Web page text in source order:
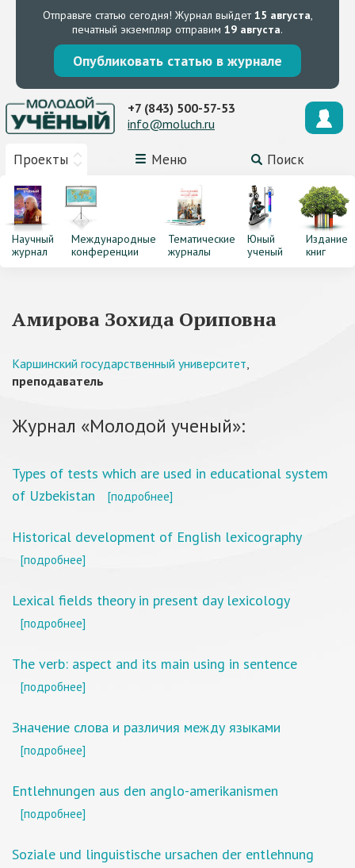
Отправьте статью сегодня! Журнал выйдет15 августа,
печатный экземпляр отправим 19 августа.
Опубликовать статью в журнале
Проекты Меню Поиск
+7 (843) 500-57-53
info@moluch.ru
Научный
журнал
Международные
конференции
Тематические
журналы
Юный
ученый
Издание
книг
Амирова Зохида Ориповна
Каршинский государственный университет,
преподаватель
Журнал «Молодой ученый»:
Types of tests which are used in educational system
of Uzbekistan
[подробнее]
Historical development of English lexicography
[подробнее]
Lexical fields theory in present day lexicology
[подробнее]
The verb: aspect and its main using in sentence
[подробнее]
Значение слова и различия между языками
[подробнее]
Entlehnungen aus den anglo-amerikanismen
[подробнее]
Soziale und linguistische ursachen der entlehnung